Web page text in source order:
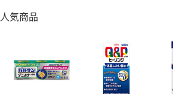
気商品